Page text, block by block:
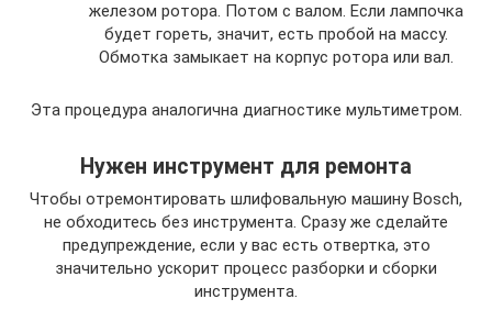
железом ротора. Потом с валом. Если лампочка
будет гореть, значит, есть пробой на массу.
Обмотка замыкает на корпус ротора или вал.
Эта процедура аналогична диагностике мультиметром.
Нужен инструмент для ремонта
Чтобы отремонтировать шлифовальную машину Bosch,
не обходитесь без инструмента. Сразу же сделайте
предупреждение, если у вас есть отвертка, это
значительно ускорит процесс разборки и сборки
инструмента.